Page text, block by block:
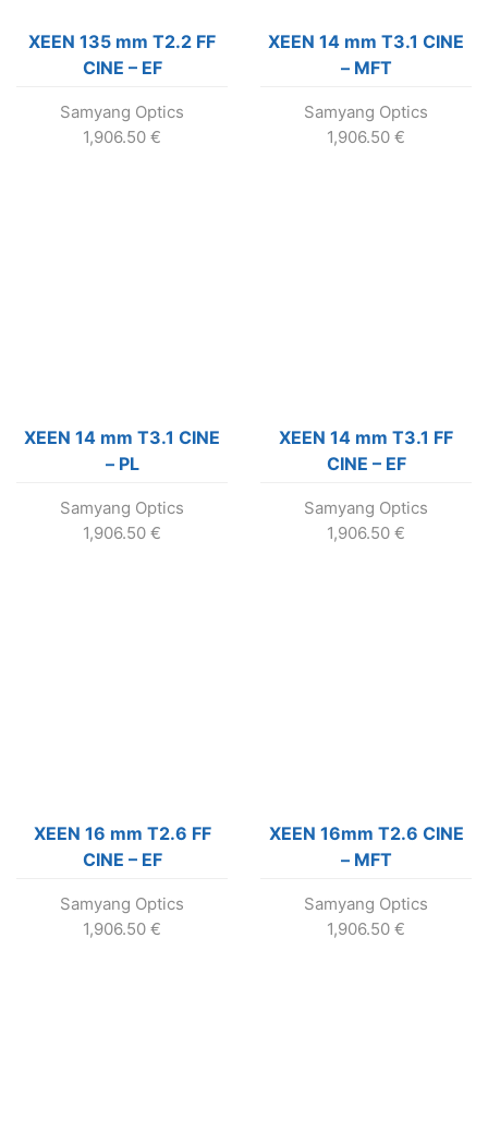
XEEN 135 mm T2.2 FF
CINE – EF
Samyang Optics
1,906.50 €
XEEN 14 mm T3.1 CINE
– MFT
Samyang Optics
1,906.50 €
XEEN 14 mm T3.1 CINE
– PL
Samyang Optics
1,906.50 €
XEEN 14 mm T3.1 FF
CINE – EF
Samyang Optics
1,906.50 €
XEEN 16 mm T2.6 FF
CINE – EF
Samyang Optics
1,906.50 €
XEEN 16mm T2.6 CINE
– MFT
Samyang Optics
1,906.50 €